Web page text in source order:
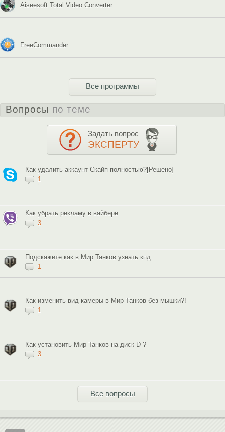
Aiseesoft Total Video Converter
FreeCommander
Все программы
Вопросы по теме
Задать вопрос
ЭКСПЕРТУ
Как удалить аккаунт Скайп полностью?[Решено]
1
Как убрать рекламу в вайбере
3
Подскажите как в Мир Танков узнать кпд
1
Как изменить вид камеры в Мир Танков без мышки?!
1
Как установить Мир Танков на диск D ?
3
Все вопросы